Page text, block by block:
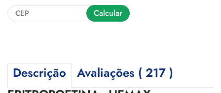
Calcular
Descrição
Avaliações ( 217 )